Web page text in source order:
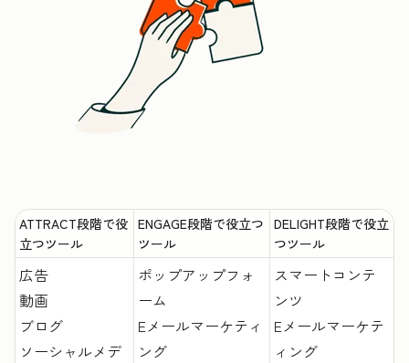
ATTRACT段階で役
立つツール
ENGAGE段階で役立つ
ツール
DELIGHT段階で役立
つツール
広告
動画
ブログ
ソーシャルメデ
ポップアップフォ
ーム
Eメールマーケティ
ング
スマートコンテ
ンツ
Eメールマーケテ
ィング